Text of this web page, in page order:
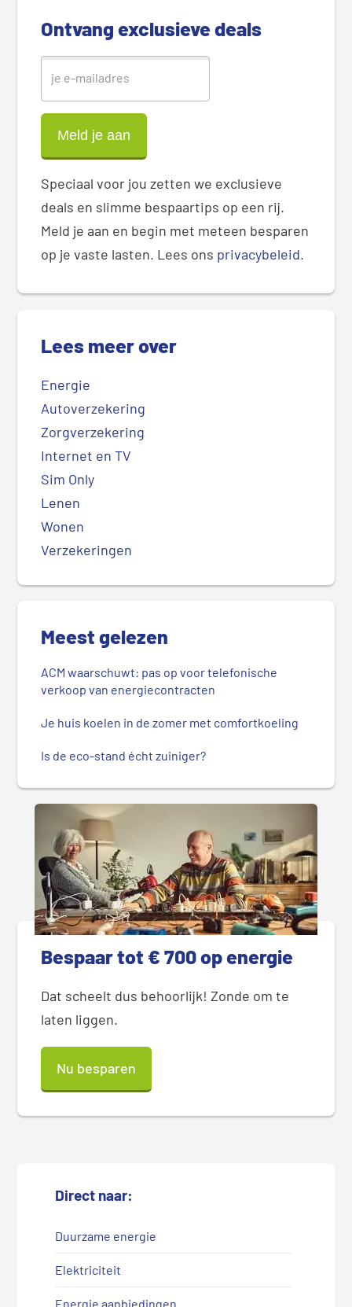
Ontvang exclusieve deals
Speciaal voor jou zetten we exclusieve
deals en slimme bespaartips op een rij.
Meld je aan en begin met meteen besparen
op je vaste lasten. Lees ons privacybeleid.
Lees meer over
Energie
Autoverzekering
Zorgverzekering
Internet en TV
Sim Only
Lenen
Wonen
Verzekeringen
Meest gelezen
ACM waarschuwt: pas op voor telefonische
verkoop van energiecontracten
Je huis koelen in de zomer met comfortkoeling
Is de eco-stand écht zuiniger?
Bespaar tot € 700 op energie
Dat scheelt dus behoorlijk! Zonde om te
laten liggen.
Nu besparen
Direct naar:
Duurzame energie
Elektriciteit
Energie aanbiedingen